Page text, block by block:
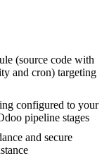
(source code with
and cron) targeting
configured to your
pipeline stages
and secure